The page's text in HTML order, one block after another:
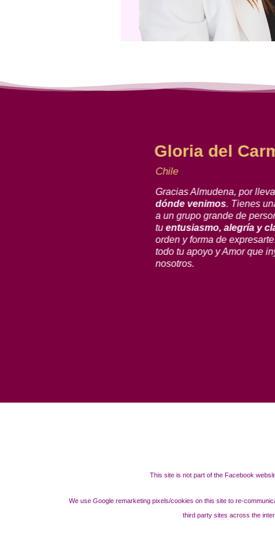
Gloria del
Chile
Gracias Almudena, por
dónde venimos. Tienes
a un grupo grande de
tuentusiasmo, alegría y
orden y forma de
todo tu apoyo y Amor que
nosotros.
This site is not part of the Facebook
We use Google remarketing pixels/cookies on this site to re-
third party sites across the